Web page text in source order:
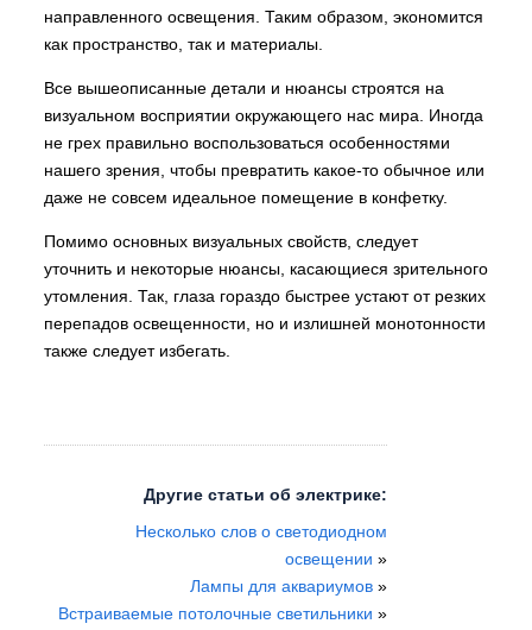
направленного освещения. Таким образом, экономится
как пространство, так и материалы.
Все вышеописанные детали и нюансы строятся на
визуальном восприятии окружающего нас мира. Иногда
не грех правильно воспользоваться особенностями
нашего зрения, чтобы превратить какое-то обычное или
даже не совсем идеальное помещение в конфетку.
Помимо основных визуальных свойств, следует
уточнить и некоторые нюансы, касающиеся зрительного
утомления. Так, глаза гораздо быстрее устают от резких
перепадов освещенности, но и излишней монотонности
также следует избегать.
Другие статьи об электрике:
Несколько слов о светодиодном
освещении »
Лампы для аквариумов»
Встраиваемые потолочные светильники »